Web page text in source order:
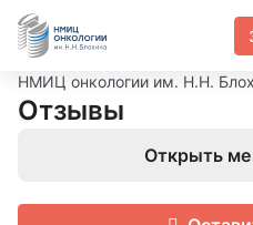
НМИЦ онкологии им. Н.Н.
Отзывы
Открыть